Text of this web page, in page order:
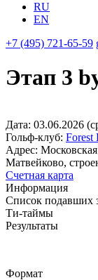
RU
EN
+7 (495) 721-65-59
Этап 3
Дата: 03.06.2026 (
Гольф-клуб: Forest
Адрес:
Матвейково,
Счетная карта
Информация
Список подавших
Ти-таймы
Результаты
Формат